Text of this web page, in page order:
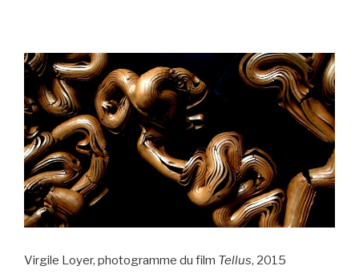
Virgile Loyer, photogramme du film Tellus, 2015